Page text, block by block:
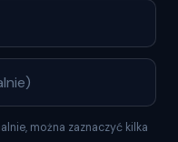
można zaznaczyć kilka